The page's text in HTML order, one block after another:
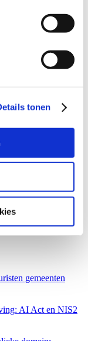
tonen
en thee
bij jou op
met de trainer(s)
gemeenten
AI Act en NIS2